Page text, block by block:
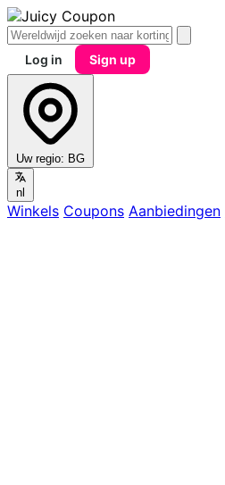
Log in Sign up
Uw regio: BG
nl
Winkels Coupons Aanbiedingen